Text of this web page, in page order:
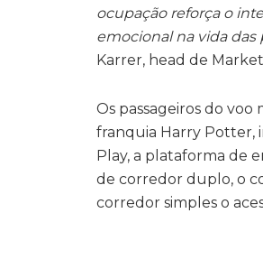
ocupação reforça o
emocional na vida das
Karrer, head de
Os passageiros do
franquia Harry Potter,
Play, a plataforma de
de corredor duplo, o
corredor simples o